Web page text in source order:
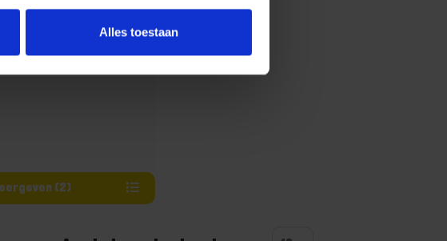
Alles toestaan
Varianten weergeven (2)